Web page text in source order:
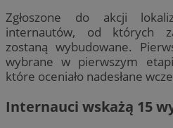
Zgłoszone do akcji
internautów, od których
zostaną wybudowane.
wybrane w pierwszym
które oceniało nadesłane
Internauci wskażą 15